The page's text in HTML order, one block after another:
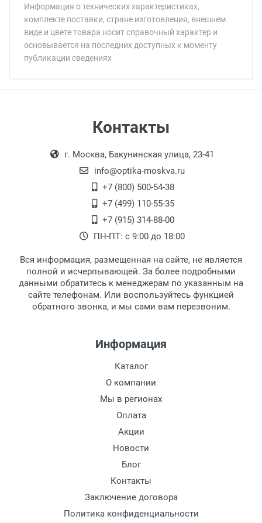
Информация о технических характеристиках,
комплекте поставки, стране изготовления, внешнем
виде и цвете товара носит справочный характер и
основывается на последних доступных к моменту
публикации сведениях
Ширина линзы:
Ширина мостика:
Материал линзы:
Материал оправы:
Материал дужки:
Цвет оправы:
Цвет дужки:
Самовывоз.
Оплата товара производится
наличными непосредственно на пункте
выдачи товара.
Перечисление средств на расчетный счет.
18:00, по субботам с 11:00 до 15:00, в
офисе по адресу: г. Москва,
Переведеновский переулок 17, корпус 1,
второй этаж, тел. +7 (499) 110-55-35.
После того, как заказ поступает в пункт
выдачи, наш менеджер связывается с
клиентом и оповещает о поступлении
Для получения товара при себе
обязательно иметь паспорт.
Заказ необходимо забрать в течение 3
рабочих дней с момента поступления на
дополнительных расходов за хранение
Доставляем товар по Москве компанией
Сдэк до ближайшего к вам пункта
Доставка транспортными компаниями по
Данный способ доставки осуществляется
преимущественно по России.
Мы сотрудничаем с различными
Контакты
г. Москва, Бакунинская улица, 23-41
info@optika-moskva.ru
+7 (800) 500-54-38
+7 (499) 110-55-35
+7 (915) 314-88-00
ПН-ПТ: с 9:00 до 18:00
Вся информация, размещенная на сайте, не является
полной и исчерпывающей. За более подробными
данными обратитесь к менеджерам по указанным на
сайте телефонам. Или воспользуйтесь функцией
обратного звонка, и мы сами вам перезвоним.
Информация
Каталог
О компании
Мы в регионах
Оплата
Акции
Новости
Блог
Контакты
Заключение договора
Политика конфиденциальности